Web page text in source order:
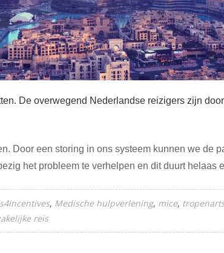
De overwegend Nederlandse reizigers zijn
Door een storing in ons systeem kunnen we de
het probleem te verhelpen en dit duurt helaas
Medische hulpverlening mice
reis